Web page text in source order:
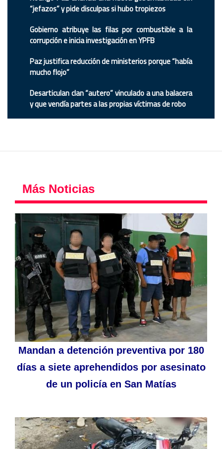
“jefazos” y pide disculpas si hubo tropiezos
Gobierno atribuye las filas por combustible a la
corrupción e inicia investigación en YPFB
Paz justifica reducción de ministerios porque “había
mucho flojo”
Desarticulan clan “autero” vinculado a una balacera
y que vendía partes a las propias víctimas de robo
Más Noticias
Mandan a detención preventiva por 180
días a siete aprehendidos por asesinato
de un policía en San Matías